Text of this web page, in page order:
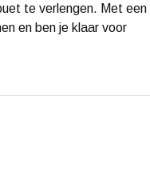
te verlengen. Met een
en ben je klaar voor